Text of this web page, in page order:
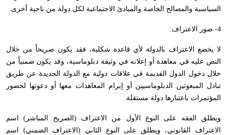
السياسية والمصالح الخاصة والمبادئ الاجتماعية لكل دولة من ناحية أخرى.
4- صور الاعتراف:
لا يخضع الاعتراف بالدولة لأي قاعدة شكلية، فقد يكون صريحاً من خلال
النص عليه في معاهدة أو إعلانه في وثيقة دبلوماسية، وقد يكون ضمنياً من
خلال دخول الدول القديمة في علاقات دولية مع الدولة الجديدة عن طريق
تبادل المبعوثين الدبلوماسيين أو إبرام المعاهدات معها أو دعوتها لحضور
المؤتمرات باعتبارها دولة مستقلة.
ويطلق الفقه على النوع الأول من الاعتراف (الصريح المباشر) اسم
الاعتراف القانوني، ويطلق على النوع الثاني (الاعتراف الضمني) اسم